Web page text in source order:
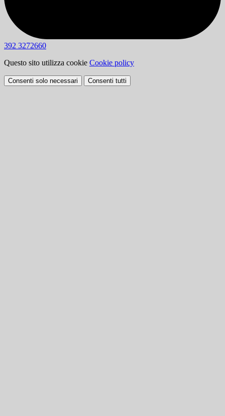
392 3272660
Questo sito utilizza cookie Cookie policy
Consenti solo necessari Consenti tutti